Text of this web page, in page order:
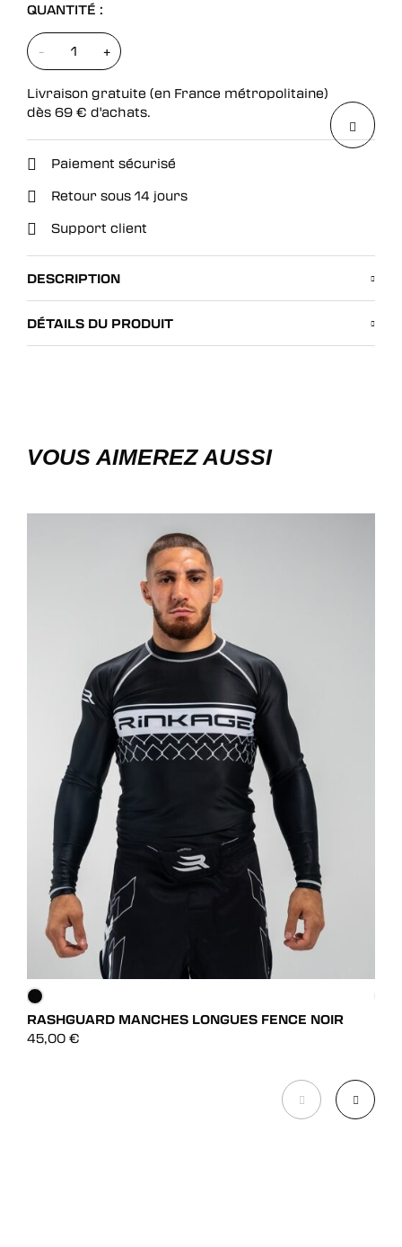
QUANTITÉ :
- +
Livraison gratuite (en France métropolitaine)
dès 69 € d'achats.
Paiement sécurisé
Retour sous 14 jours
Support client
DESCRIPTION
DÉTAILS DU PRODUIT
VOUS AIMEREZ AUSSI
RASHGUARD MANCHES LONGUES FENCE NOIR
45,00 €